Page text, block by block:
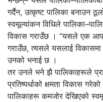
गर्दैन, उत्कृष्ट पालिका बनाउन
स्वमूल्यांकन विधिले
विकास गराउँछ । “यसले एक
गराउँछ, त्यसले यसलाई विकासमा
उनको भनाई छ ।
तर उनले भने झै पालिकाहरूले
प्रतिष्पर्धाको क्षमता विकास
पालिकाहरू कमजोर देखिएको